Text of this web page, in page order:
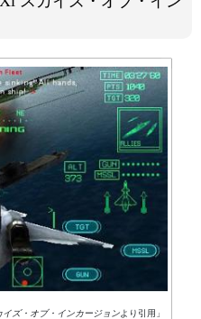
イズ・オブ・インカージョンより引用」